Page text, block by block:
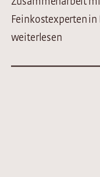
Feinkostexperten in
weiterlesen